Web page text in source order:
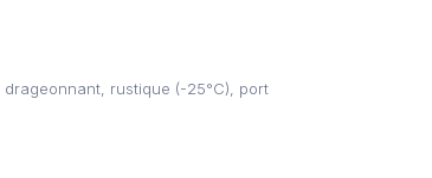
drageonnant, rustique (-25°C), port